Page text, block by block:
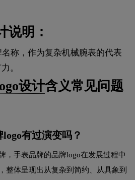
说明：
称，作为复杂机械腕表的代表
。
设计含义常见问题
有过演变吗？
，手表品牌的品牌logo在发展过程中
整体呈现出从复杂到简约、从具象到